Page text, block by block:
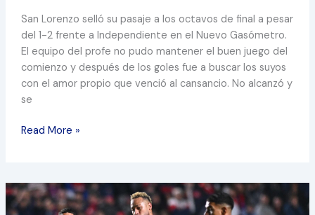
San Lorenzo selló su pasaje a los octavos de final a pesar
del 1-2 frente a Independiente en el Nuevo Gasómetro.
El equipo del profe no pudo mantener el buen juego del
comienzo y después de los goles fue a buscar los suyos
con el amor propio que venció al cansancio. No alcanzó y
se
Read More »
SAN
LORENZO